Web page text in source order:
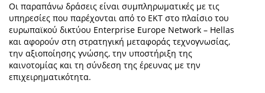
Οι παραπάνω δράσεις είναι συμπληρωματικές με τις
υπηρεσίες που παρέχονται από το ΕΚΤ στο πλαίσιο του
ευρωπαϊκού δικτύου Enterprise Europe Network – Hellas
και αφορούν στη στρατηγική μεταφοράς τεχνογνωσίας,
την αξιοποίησης γνώσης, την υποστήριξη της
καινοτομίας και τη σύνδεση της έρευνας με την
επιχειρηματικότητα.